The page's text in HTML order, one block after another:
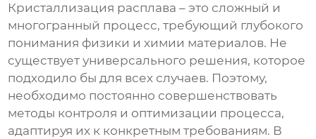
Кристаллизация расплава – это сложный и
многогранный процесс, требующий глубокого
понимания физики и химии материалов. Не
существует универсального решения, которое
подходило бы для всех случаев. Поэтому,
необходимо постоянно совершенствовать
методы контроля и оптимизации процесса,
адаптируя их к конкретным требованиям. В